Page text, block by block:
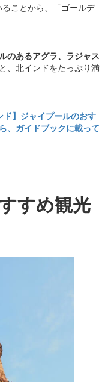
ことから、「ゴールデ
のあるアグラ、ラジャス
、北インドをたっぷり満
ド】ジャイプールのおす
、ガイドブックに載って
すめ観光